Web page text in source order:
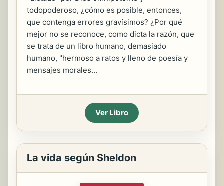
todopoderoso, ¿cómo es posible, entonces,
que contenga errores gravísimos? ¿Por qué
mejor no se reconoce, como dicta la razón, que
se trata de un libro humano, demasiado
humano, "hermoso a ratos y lleno de poesía y
mensajes morales...
Ver Libro
La vida según Sheldon